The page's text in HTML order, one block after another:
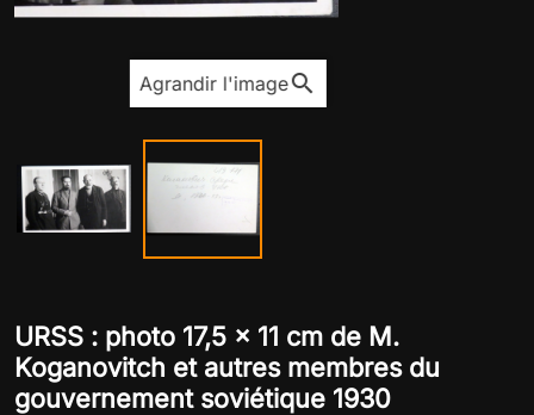
URSS : photo 17,5 x 11 cm de M.
Koganovitch et autres membres du
gouvernement soviétique 1930